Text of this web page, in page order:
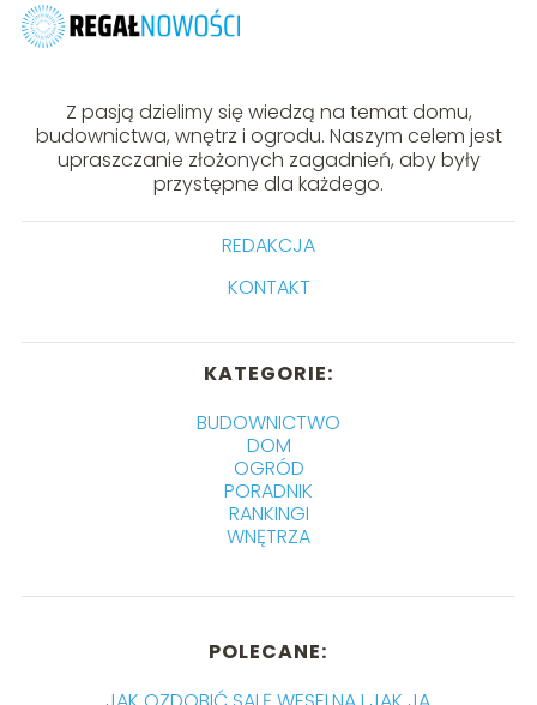
Z pasją dzielimy się wiedzą na temat domu,
budownictwa, wnętrz i ogrodu. Naszym celem jest
upraszczanie złożonych zagadnień, aby były
przystępne dla każdego.
REDAKCJA
KONTAKT
KATEGORIE:
BUDOWNICTWO
DOM
OGRÓD
PORADNIK
RANKINGI
WNĘTRZA
POLECANE: